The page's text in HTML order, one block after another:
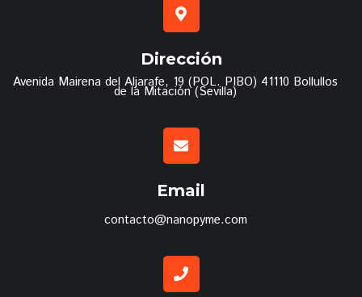
Dirección
Avenida Mairena del Aljarafe, 19 (POL. PIBO) 41110 Bollullos
de la Mitación (Sevilla)
Email
contacto@nanopyme.com